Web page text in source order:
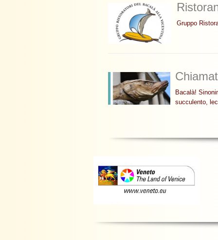
Gruppo
Bacalà!
succulento,